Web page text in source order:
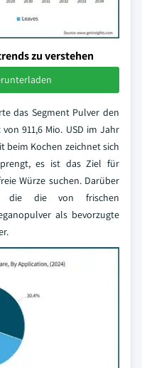
zu verstehen
das Segment Pulver den
911,6 Mio. USD im Jahr
beim Kochen zeichnet sich
es ist das Ziel für
Würze suchen. Darüber
die die von frischen
als bevorzugte